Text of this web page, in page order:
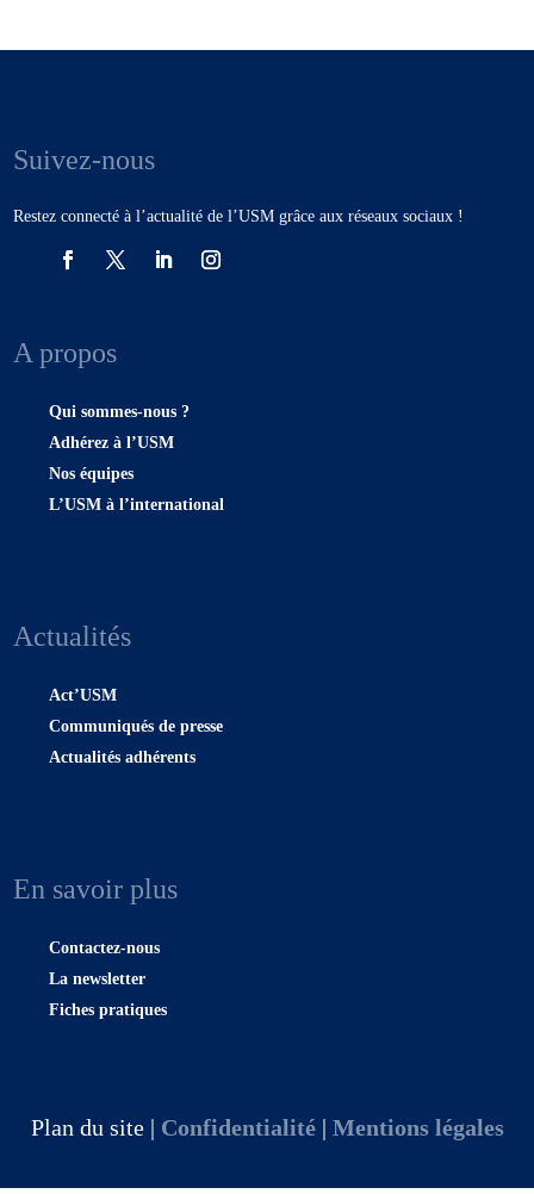
Suivez-nous
Restez connecté à l’actualité de l’USM grâce aux réseaux sociaux !
A propos
Qui sommes-nous ?
Adhérez à l’USM
Nos équipes
L’USM à l’international
Actualités
Act’USM
Communiqués de presse
Actualités adhérents
En savoir plus
Contactez-nous
La newsletter
Fiches pratiques
Plan du site | Confidentialité| Mentions légales